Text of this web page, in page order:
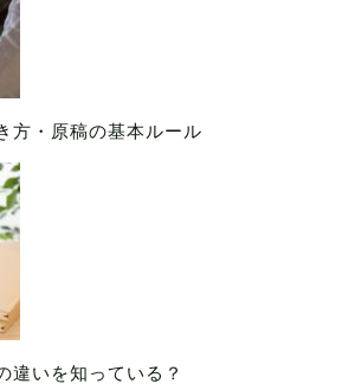
方・原稿の基本ルール
違いを知っている？